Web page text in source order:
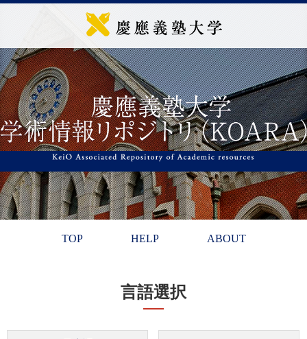
TOP HELP ABOUT
言語選択